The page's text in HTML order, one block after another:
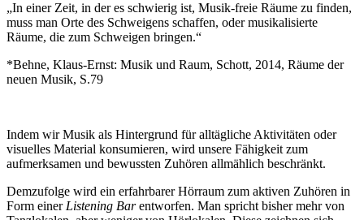
„In einer Zeit, in der es schwierig ist, Musik-freie Räume zu finden,
muss man Orte des Schweigens schaffen, oder musikalisierte
Räume, die zum Schweigen bringen.“
*Behne, Klaus-Ernst: Musik und Raum, Schott, 2014, Räume der
neuen Musik, S.79
Indem wir Musik als Hintergrund für alltägliche Aktivitäten oder
visuelles Material konsumieren, wird unsere Fähigkeit zum
aufmerksamen und bewussten Zuhören allmählich beschränkt.
Demzufolge wird ein erfahrbarer Hörraum zum aktiven Zuhören in
Form einer Listening Barentworfen. Man spricht bisher mehr von